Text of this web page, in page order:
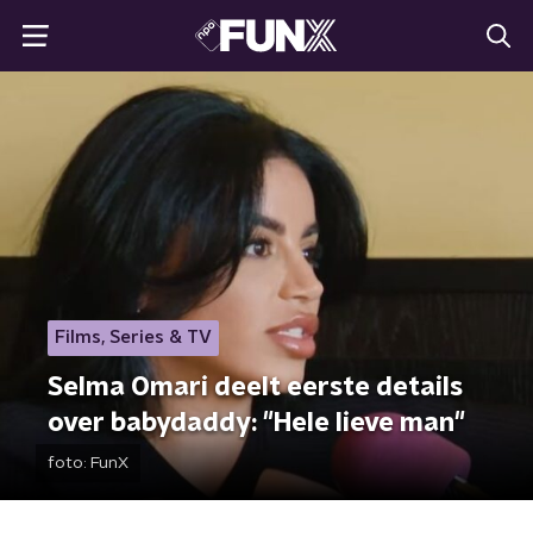
Films, Series & TV
Selma Omari deelt eerste details
over babydaddy: "Hele lieve man"
foto: FunX